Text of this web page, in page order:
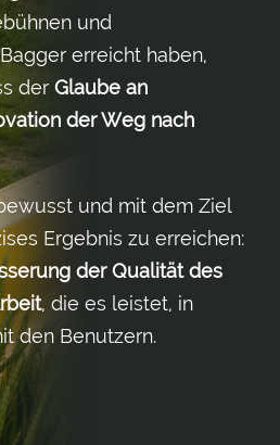
und
erreicht haben,
der Glaube an
der Weg nach
und mit dem Ziel
Ergebnis zu erreichen:
der Qualität des
, die es leistet, in
den Benutzern.